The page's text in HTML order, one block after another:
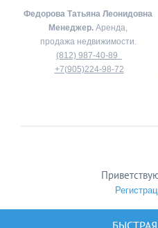
Федорова Татьяна Леонидовна
Менеджер. Аренда,
продажа недвижимости.
(812) 987-40-89
+7(905)224-98-72